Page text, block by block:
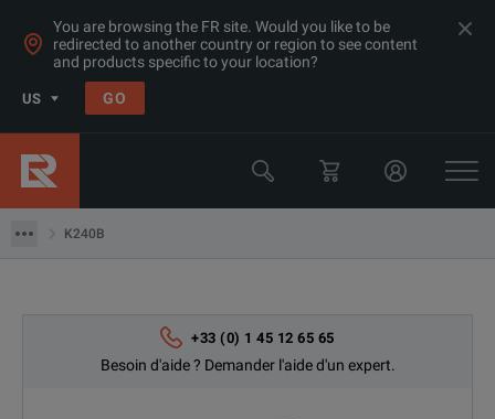
You are browsing the FR site. Would you like to be
redirected to another country or region to see content
and products specific to your location?
US GO
K240B
Accessoires RF & Hyperfréquences
Anritsu
+33 (0) 1 45 12 65 65
Besoin d'aide ? Demander l'aide d'un expert.